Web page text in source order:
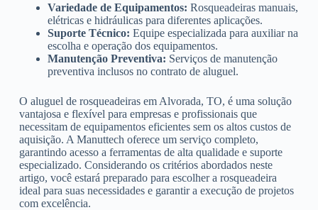
Variedade de Equipamentos: Rosqueadeiras manuais,
elétricas e hidráulicas para diferentes aplicações.
Suporte Técnico: Equipe especializada para auxiliar na
escolha e operação dos equipamentos.
Manutenção Preventiva: Serviços de manutenção
preventiva inclusos no contrato de aluguel.
O aluguel de rosqueadeiras em Alvorada, TO, é uma solução
vantajosa e flexível para empresas e profissionais que
necessitam de equipamentos eficientes sem os altos custos de
aquisição. A Manuttech oferece um serviço completo,
garantindo acesso a ferramentas de alta qualidade e suporte
especializado. Considerando os critérios abordados neste
artigo, você estará preparado para escolher a rosqueadeira
ideal para suas necessidades e garantir a execução de projetos
com excelência.